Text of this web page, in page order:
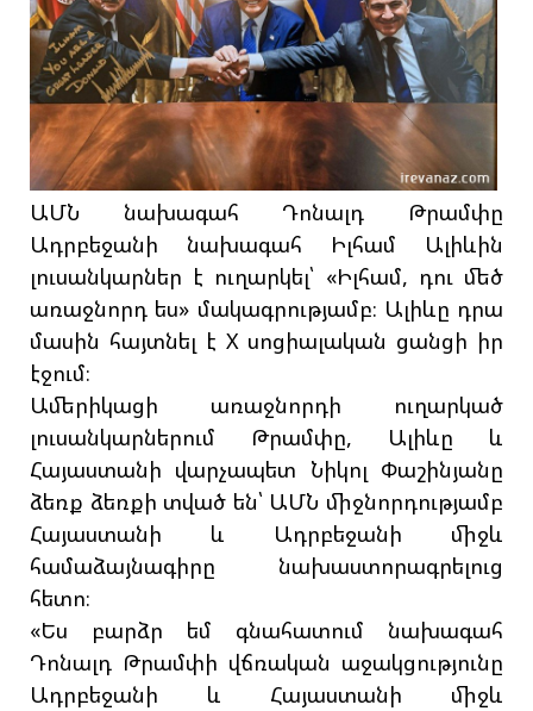
ԱՄՆ նախագահ Դոնալդ Թրամփը
Ադրբեջանի նախագահ Իլհամ Ալիևին
լուսանկարներ է ուղարկել՝ «Իլհամ, դու մեծ
առաջնորդ ես» մակագրությամբ։ Ալիևը դրա
մասին հայտնել է X սոցիալական ցանցի իր
էջում։
Ամերիկացի առաջնորդի ուղարկած
լուսանկարներում Թրամփը, Ալիևը և
Հայաստանի վարչապետ Նիկոլ Փաշինյանը
ձեռք ձեռքի տված են՝ ԱՄՆ միջնորդությամբ
Հայաստանի և Ադրբեջանի միջև
համաձայնագիրը նախաստորագրելուց
հետո։
«Ես բարձր եմ գնահատում նախագահ
Դոնալդ Թրամփի վճռական աջակցությունը
Ադրբեջանի և Հայաստանի միջև